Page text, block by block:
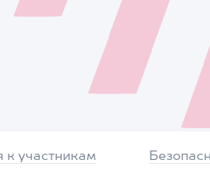
к участникам